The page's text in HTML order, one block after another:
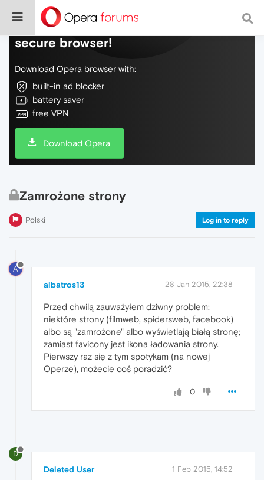
Do more on the web, with a fast and
secure browser!
Download Opera browser with:
built-in ad blocker
battery saver
free VPN
Download Opera
Zamrożone strony
Polski Log in to reply
A
albatros13 28 Jan 2015, 22:38
Przed chwilą zauważyłem dziwny problem:
niektóre strony (filmweb, spidersweb, facebook)
albo są "zamrożone" albo wyświetlają białą stronę;
zamiast favicony jest ikona ładowania strony.
Pierwszy raz się z tym spotykam (na nowej
Operze), możecie coś poradzić?
0
D
Deleted User 1 Feb 2015, 14:52